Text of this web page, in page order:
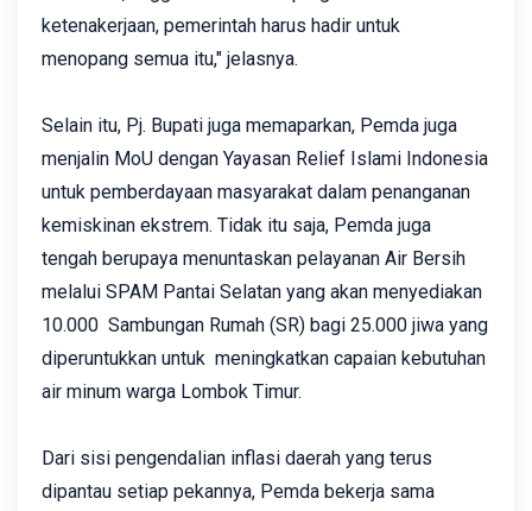
ketenakerjaan, pemerintah harus hadir untuk
menopang semua itu," jelasnya.
Selain itu, Pj. Bupati juga memaparkan, Pemda juga
menjalin MoU dengan Yayasan Relief Islami Indonesia
untuk pemberdayaan masyarakat dalam penanganan
kemiskinan ekstrem. Tidak itu saja, Pemda juga
tengah berupaya menuntaskan pelayanan Air Bersih
melalui SPAM Pantai Selatan yang akan menyediakan
10.000 Sambungan Rumah (SR) bagi 25.000 jiwa yang
diperuntukkan untuk meningkatkan capaian kebutuhan
air minum warga Lombok Timur.
Dari sisi pengendalian inflasi daerah yang terus
dipantau setiap pekannya, Pemda bekerja sama